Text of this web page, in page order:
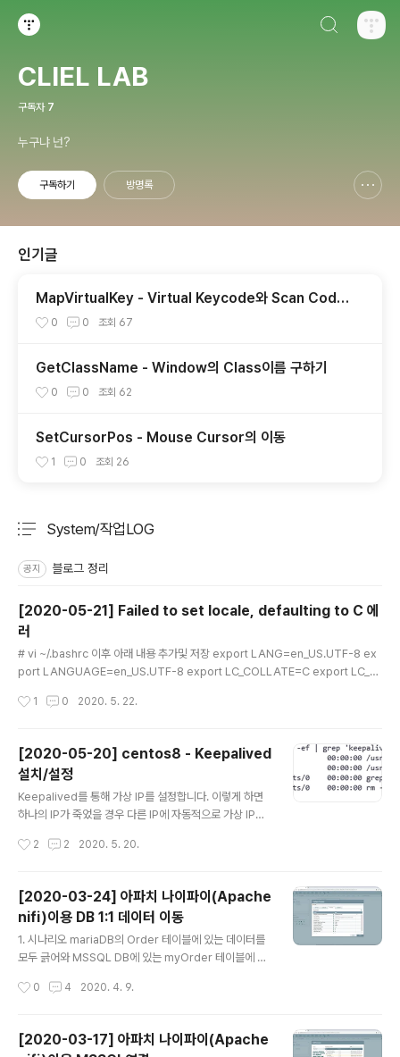
CLIEL LAB
구독자 7
누구냐 넌?
구독하기 방명록
인기글
MapVirtualKey - Virtual Keycode와 Scan Code
의 상호 변환
0 0 조회 67
GetClassName - Window의 Class이름 구하기
0 0 조회 62
SetCursorPos - Mouse Cursor의 이동
1 0 조회 26
System/작업LOG
공지 블로그 정리
[2020-05-21] Failed to set locale, defaulting to C 에
러
# vi ~/.bashrc 이후 아래 내용 추가및 저장 export LANG=en_US.UTF-8 ex
port LANGUAGE=en_US.UTF-8 export LC_COLLATE=C export LC_C
1 0 2020. 5. 22.
[2020-05-20] centos8 - Keepalived
설치/설정
Keepalived를 통해 가상 IP를 설정합니다. 이렇게 하면
하나의 IP가 죽었을 경우 다른 IP에 자동적으로 가상 IP를
ifcfg-xxx에 가상 IP를 할당하여 스크립트를 넣는 대신 k
최소설치 했다면 wget과 gcc, openssl을 설치합니다.
#yum -y install wget #yum -y install gcc #yum -
y install openssl openssl-devel 참고로 openssl은
밑에서 의존성 패키지를 설치할때 같이 설치할 수도 있습
니다. 2. keepalived를 내려받고 압축을 풀어줍니다. #
2 2 2020. 5. 20.
[2020-03-24] 아파치 나이파이(Apache
nifi)이용 DB 1:1 데이터 이동
1. 시나리오 mariaDB의 Order 테이블에 있는 데이터를
모두 긁어와 MSSQL DB에 있는 myOrder 테이블에 그
같다. (단 mariaDB의 bigint는 MSSQL의 int로 정한다.)
다음과 같이 설정한다. MariaDBConnection과 관련해
서는 다음글을 참고한다. 2020/03/17 - [System/작업
0 4 2020. 4. 9.
[2020-03-17] 아파치 나이파이(Apache